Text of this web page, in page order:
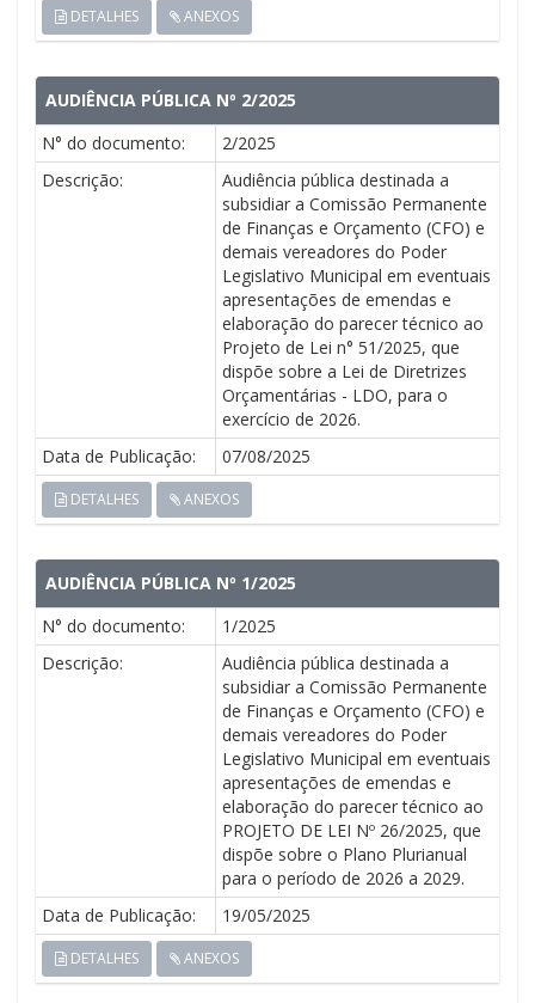
DETALHES ANEXOS
AUDIÊNCIA PÚBLICA Nº 2/2025
N° do documento:
2/2025
Descrição:
Audiência pública destinada a
subsidiar a Comissão Permanente
de Finanças e Orçamento (CFO) e
demais vereadores do Poder
Legislativo Municipal em eventuais
apresentações de emendas e
elaboração do parecer técnico ao
Projeto de Lei n° 51/2025, que
dispõe sobre a Lei de Diretrizes
Orçamentárias - LDO, para o
exercício de 2026.
Data de Publicação:
07/08/2025
DETALHES ANEXOS
AUDIÊNCIA PÚBLICA Nº 1/2025
N° do documento:
1/2025
Descrição:
Audiência pública destinada a
subsidiar a Comissão Permanente
de Finanças e Orçamento (CFO) e
demais vereadores do Poder
Legislativo Municipal em eventuais
apresentações de emendas e
elaboração do parecer técnico ao
PROJETO DE LEI Nº 26/2025, que
dispõe sobre o Plano Plurianual
para o período de 2026 a 2029.
Data de Publicação:
19/05/2025
DETALHES ANEXOS